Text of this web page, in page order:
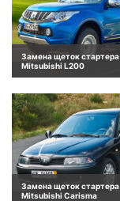
Замена щеток стартера
Mitsubishi L200
Замена щеток стартера
Mitsubishi Carisma